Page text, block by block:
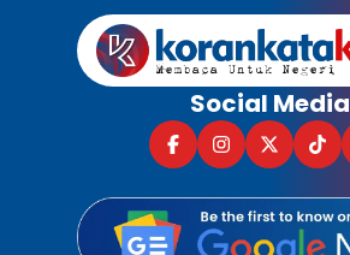
Social Media